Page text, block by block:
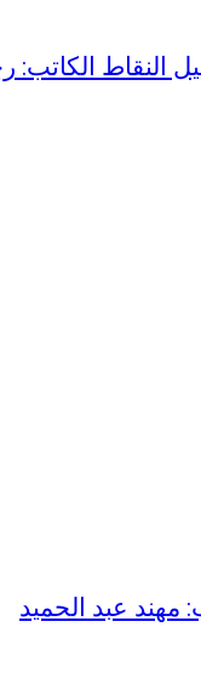
النقاط الكاتب:
مهند عبد الحميد